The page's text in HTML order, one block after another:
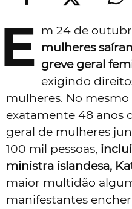
E m 24 de
mulheres
greve geral
exigindo
mulheres. No mesmo
exatamente 48 anos
geral de mulheres
100 mil pessoas,
ministra islandesa,
maior multidão
manifestantes